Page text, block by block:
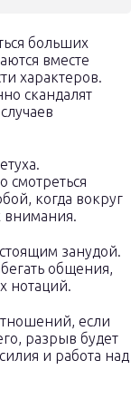
больших
вместе
характеров.
скандалят
смотреться
когда вокруг
внимания.
занудой.
общения,
нотаций.
если
разрыв будет
и работа над